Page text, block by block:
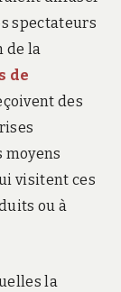
spectateurs
de la
de
des
moyens
visitent ces
ou à
la